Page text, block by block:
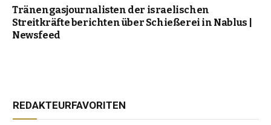
Tränengasjournalisten der israelischen
Streitkräfte berichten über Schießerei in Nablus |
Newsfeed
REDAKTEURFAVORITEN